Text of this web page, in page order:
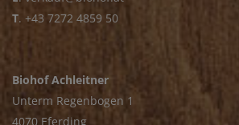
T. +43 7272 4859 50
Biohof Achleitner
Unterm Regenbogen 1
4070 Eferding